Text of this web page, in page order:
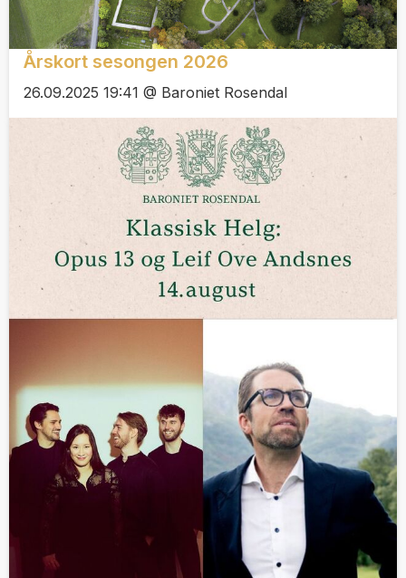
Årskort sesongen 2026
26.09.2025 19:41 @ Baroniet Rosendal